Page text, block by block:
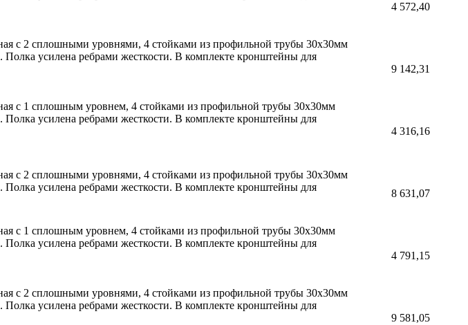
4 572,40
с 2 сплошными уровнями, 4 стойками из профильной трубы 30х30мм
усилена ребрами жесткости. В комплекте кронштейны для
9 142,31
с 1 сплошным уровнем, 4 стойками из профильной трубы 30х30мм
усилена ребрами жесткости. В комплекте кронштейны для
4 316,16
с 2 сплошными уровнями, 4 стойками из профильной трубы 30х30мм
усилена ребрами жесткости. В комплекте кронштейны для
8 631,07
с 1 сплошным уровнем, 4 стойками из профильной трубы 30х30мм
усилена ребрами жесткости. В комплекте кронштейны для
4 791,15
с 2 сплошными уровнями, 4 стойками из профильной трубы 30х30мм
усилена ребрами жесткости. В комплекте кронштейны для
9 581,05